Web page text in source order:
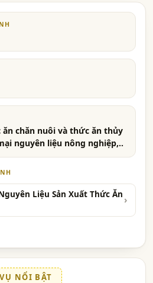
chăn nuôi và thức ăn thủy
nguyên liệu nông nghiệp,..
Liệu Sản Xuất Thức Ăn
NỔI BẬT